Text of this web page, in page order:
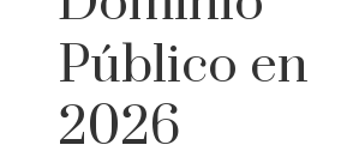
Público en
2026